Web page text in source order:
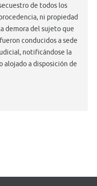
de todos los
ni propiedad
demora del sujeto que
conducidos a sede
notificándose la
alojado a disposición de